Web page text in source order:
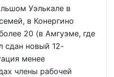
Уэлькале в
в Конергино
20 (в Амгуэме, где
сдан новый 12-
менее
члены рабочей